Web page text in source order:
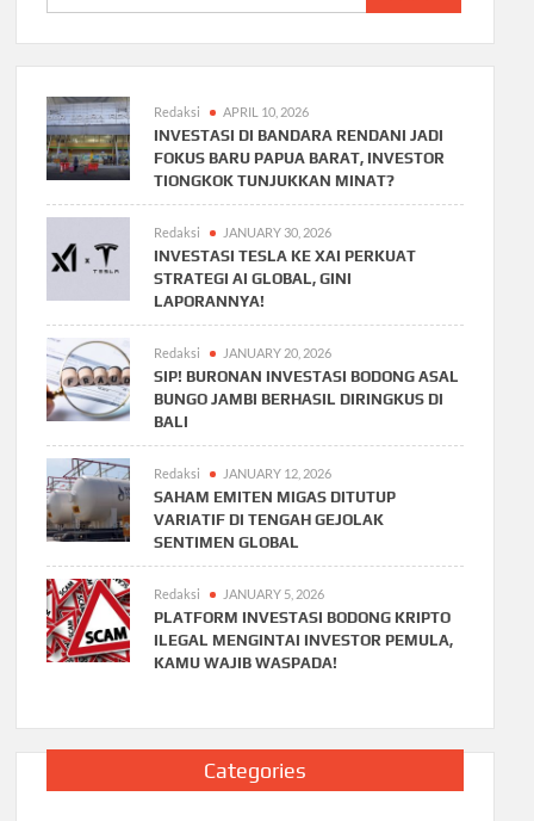
for:
Redaksi APRIL 10, 2026
INVESTASI DI BANDARA RENDANI JADI
FOKUS BARU PAPUA BARAT, INVESTOR
TIONGKOK TUNJUKKAN MINAT?
Redaksi JANUARY 30, 2026
INVESTASI TESLA KE XAI PERKUAT
STRATEGI AI GLOBAL, GINI
LAPORANNYA!
Redaksi JANUARY 20, 2026
SIP! BURONAN INVESTASI BODONG ASAL
BUNGO JAMBI BERHASIL DIRINGKUS DI
BALI
Redaksi JANUARY 12, 2026
SAHAM EMITEN MIGAS DITUTUP
VARIATIF DI TENGAH GEJOLAK
SENTIMEN GLOBAL
Redaksi JANUARY 5, 2026
PLATFORM INVESTASI BODONG KRIPTO
ILEGAL MENGINTAI INVESTOR PEMULA,
KAMU WAJIB WASPADA!
Categories